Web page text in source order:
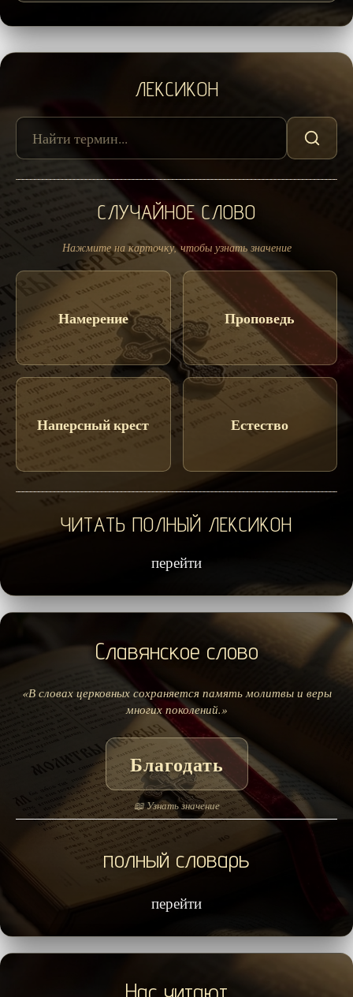
ЛЕКСИКОН
СЛУЧАЙНОЕ СЛОВО
Нажмите на карточку, чтобы узнать значение
Намерение Проповедь
Наперсный крест Естество
ЧИТАТЬ ПОЛНЫЙ ЛЕКСИКОН
перейти
Славянское слово
«В словах церковных сохраняется память молитвы и веры
многих поколений.»
Благодать
📖 Узнать значение
полный словарь
перейти